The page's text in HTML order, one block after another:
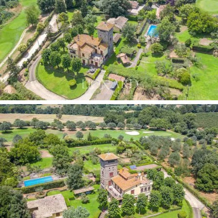
Carraran marmorista ja hienostunut, ja tarjoaa myös
porealtaan rentouttaviin hetkiin. Tornin ylimmässä
kerroksessa on observatorio, jossa on lasiseinät, jotka
tarjoavat jännittävän näkymän ympäristöön ja
henkeäsalpaavat näkymät tähtiin.
Puistossa on myös ulkorakennus, rakennettu vuonna
2002, täysin kalustettu, joka tarjoaa mahdollisuuden
vieraiden itsenäiseen vastaanottamiseen. Siinä on
makuuhuone, kaksi kylpyhuonetta, keittiö,
olohuoneeseen yhdistetty oleskelutila ja iso kuisti.
Puistossa on myös kuntosali, joka koostuu noin 130
neliömetrin yhden hengen huoneesta, jossa on
kuntosali, ja uima-altaasta, joka on varustettu
kuumavesijärjestelmällä ja vastavirtauinnilla. Harjoitus- ja
rentoutumisalueen täydentämiseksi suomalainen sauna